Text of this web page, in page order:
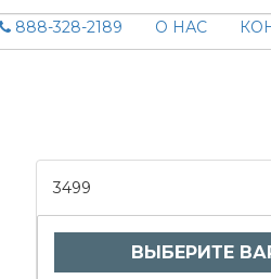
888-328-2189 О НАС
3499
ВЫБЕРИТЕ